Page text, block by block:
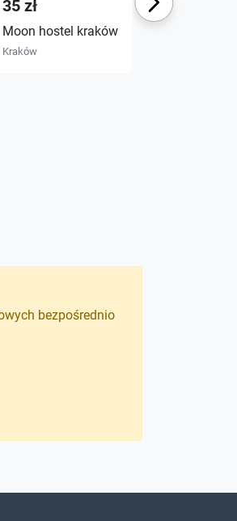
35 zł
Moon hostel kraków
Kraków
bezpośrednio